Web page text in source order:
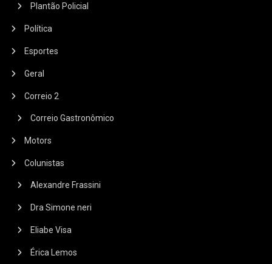
Plantão Policial
Política
Esportes
Geral
Correio 2
Correio Gastronômico
Motors
Colunistas
Alexandre Frassini
Dra Simone neri
Eliabe Visa
Érica Lemos